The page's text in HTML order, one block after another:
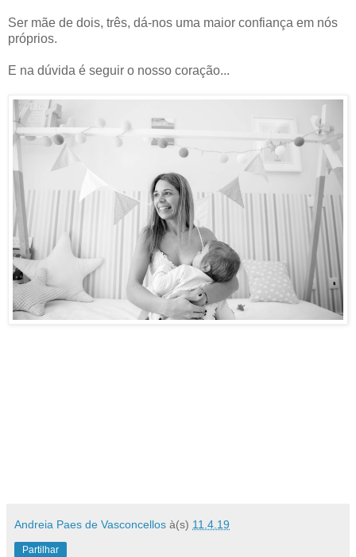
Ser mãe de dois, três, dá-nos uma maior confiança em nós
próprios.
E na dúvida é seguir o nosso coração...
Andreia Paes de Vasconcellos à(s) 11.4.19
Partilhar